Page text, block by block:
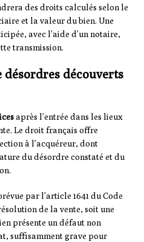
des droits calculés selon le
et la valeur du bien. Une
avec l’aide d’un notaire,
transmission.
désordres découverts
après l’entrée dans les lieux
Le droit français offre
à l’acquéreur, dont
du désordre constaté et du
par l’article 1641 du Code
de la vente, soit une
présente un défaut non
suffisamment grave pour